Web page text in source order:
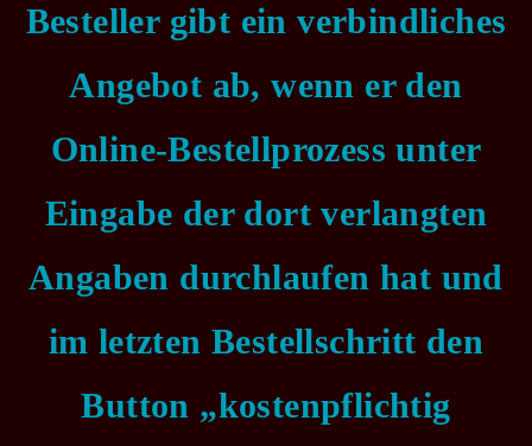
Besteller gibt ein verbindliches
Angebot ab, wenn er den
Online-Bestellprozess unter
Eingabe der dort verlangten
Angaben durchlaufen hat und
im letzten Bestellschritt den
Button „kostenpflichtig